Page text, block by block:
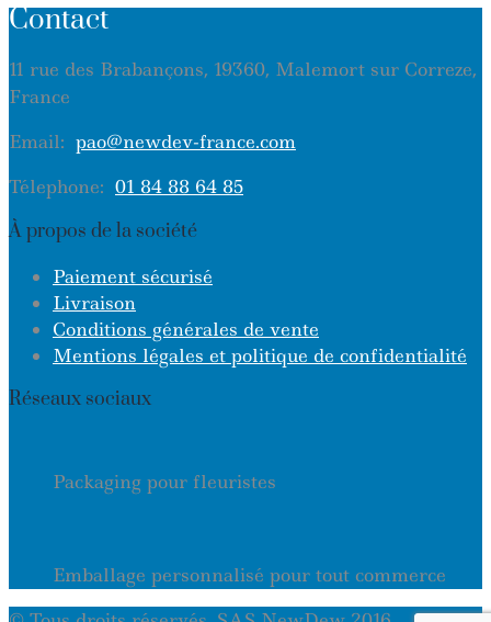
Contact
11 rue des Brabançons, 19360, Malemort sur Correze,
France
Email: pao@newdev-france.com
Télephone: 01 84 88 64 85
À propos de la société
Paiement sécurisé
Livraison
Conditions générales de vente
Mentions légales et politique de confidentialité
Réseaux sociaux
Packaging pour fleuristes
Emballage personnalisé pour tout commerce